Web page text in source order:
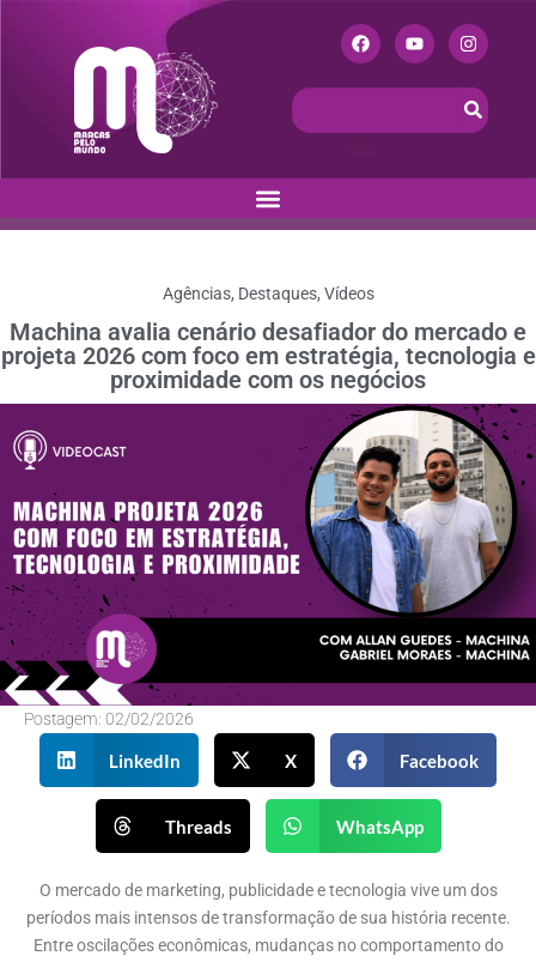
Agências, Destaques, Vídeos
Machina avalia cenário desafiador do mercado e
projeta 2026 com foco em estratégia, tecnologia e
proximidade com os negócios
Postagem: 02/02/2026
LinkedIn X Facebook
Threads WhatsApp
O mercado de marketing, publicidade e tecnologia vive um dos
períodos mais intensos de transformação de sua história recente.
Entre oscilações econômicas, mudanças no comportamento do